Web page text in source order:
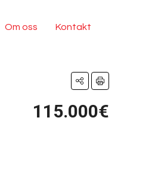
Om oss Kontakt
115.000€